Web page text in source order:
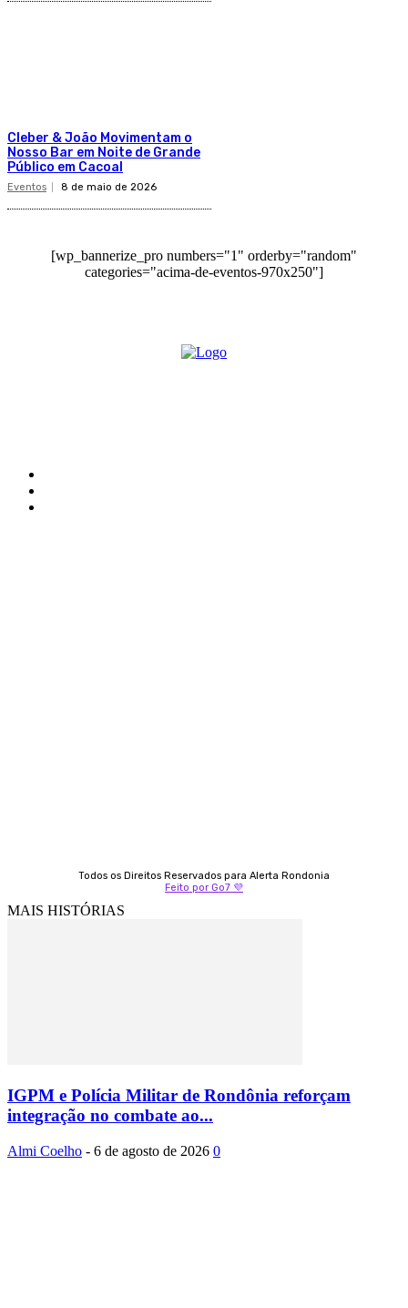
Cleber & João Movimentam o
Nosso Bar em Noite de Grande
Público em Cacoal
Eventos 8 de maio de 2026
[wp_bannerize_pro numbers="1" orderby="random"
categories="acima-de-eventos-970x250"]
Todos os Direitos Reservados para Alerta Rondonia
Feito por Go7 💜
MAIS HISTÓRIAS
IGPM e Polícia Militar de Rondônia reforçam
integração no combate ao...
Almi Coelho - 6 de agosto de 2026 0